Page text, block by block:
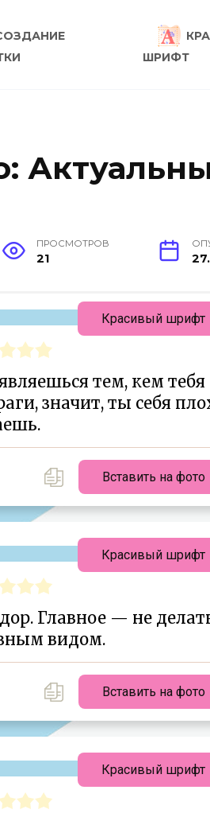
ШРИФТ
ПРОСМОТРОВ
21
тем, кем тебя
значит, ты себя
Вставить на фото
Красивый шрифт
Главное — не
видом.
Вставить на фото
Красивый шрифт
Красивый шрифт